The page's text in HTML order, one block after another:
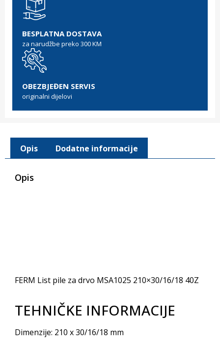
BESPLATNA DOSTAVA
za narudžbe preko 300 KM
OBEZBJEĐEN SERVIS
originalni dijelovi
Opis Dodatne informacije
Opis
FERM List pile za drvo MSA1025 210×30/16/18 40Z
TEHNIČKE INFORMACIJE
Dimenzije: 210 x 30/16/18 mm